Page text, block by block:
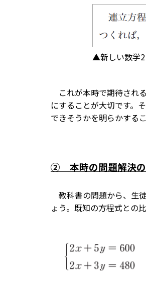
▲新しい数学
これが本時で期待され
にすることが大切です。
できそうかを明らかする
② 本時の問題解決の
教科書の問題から、生
ょう。既知の方程式との